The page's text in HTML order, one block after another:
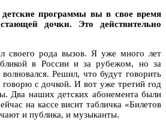
программы вы в свое время
дочки. Это действительно
рода вызов. Я уже много лет
в России и за рубежом, но за
Решил, что будут говорить
говорю с дочкой. И вот уже третий год
Два наших детских абонемента были
на кассе висит табличка «Билетов
и публика, и музыканты.